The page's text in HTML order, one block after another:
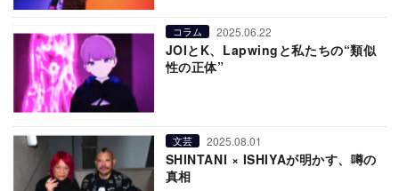
コラム 2025.06.22
JOIとK、Lapwingと私たちの“類似
性の正体”
文芸 2025.08.01
SHINTANI × ISHIYAが明かす、噂の
真相